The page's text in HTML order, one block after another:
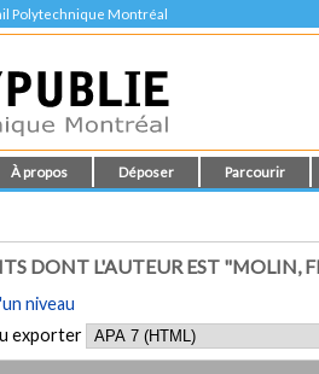
Polytechnique Montréal
À propos Déposer Parcourir
DONT L'AUTEUR EST "MOLIN,
niveau
exporter